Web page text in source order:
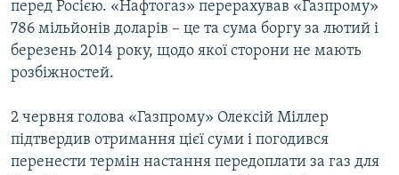
перед Росією. «Нафтогаз» перерахував «Газпрому»
786 мільйонів доларів – це та сума боргу за лютий і
березень 2014 року, щодо якої сторони не мають
розбіжностей.
2 червня голова «Газпрому» Олексій Міллер
підтвердив отримання цієї суми і погодився
перенести термін настання передоплати за газ для